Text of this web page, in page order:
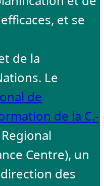
et se
de la
Le
de
de la C.-
Centre), un
des